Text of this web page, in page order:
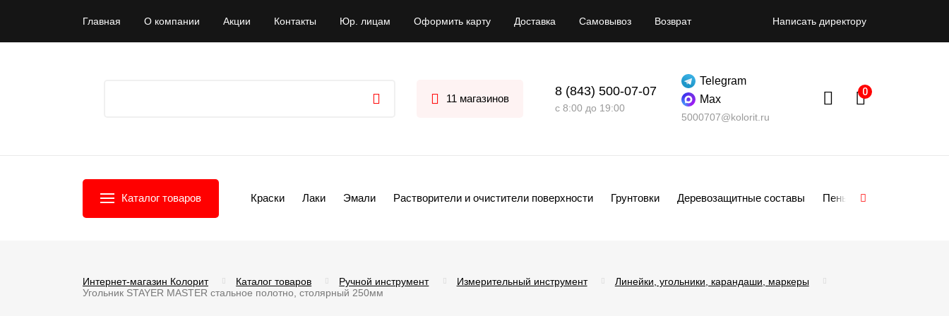
Главная О компании Акции Контакты Юр. лицам Оформить карту Доставка Самовывоз Возврат Написать директору
11 магазинов
8 (843) 500-07-07
с 8:00 до 19:00
Telegram
Max
5000707@kolorit.ru
Каталог товаров Краски Лаки Эмали Растворители и очистители поверхности Грунтовки Деревозащитные составы Пены
Интернет-магазин Колорит Каталог товаров Ручной инструмент Измерительный инструмент
Линейки, угольники, карандаши, маркеры
Угольник STAYER MASTER стальное полотно, столярный 250мм